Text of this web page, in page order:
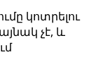
կոտրելու
չէ, և